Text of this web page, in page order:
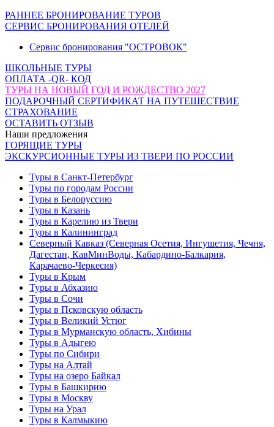
РАННЕЕ БРОНИРОВАНИЕ ТУРОВ
СЕРВИС БРОНИРОВАНИЯ ОТЕЛЕЙ
Сервис бронирования "ОСТРОВОК"
ШКОЛЬНЫЕ ТУРЫ
ОПЛАТА -QR- КОД
ТУРЫ НА НОВЫЙ ГОД И РОЖДЕСТВО 2027
ПОДАРОЧНЫЙ СЕРТИФИКАТ НА ПУТЕШЕСТВИЕ
СТРАХОВАНИЕ
ОСТАВИТЬ ОТЗЫВ
Наши предложения
ГОРЯЩИЕ ТУРЫ
ЭКСКУРСИОННЫЕ ТУРЫ ИЗ ТВЕРИ ПО РОССИИ
Туры в Санкт-Петербург
Туры по городам России
Туры в Белоруссию
Туры в Казань
Туры в Карелию из Твери
Туры в Калининград
Северный Кавказ (Северная Осетия, Ингушетия, Чечня,
Дагестан, КавМинВоды, Кабардино-Балкария,
Карачаево-Черкесия)
Туры в Крым
Туры в Абхазию
Туры в Сочи
Туры в Псковскую область
Туры в Великий Устюг
Туры в Мурманскую область, Хибины
Туры в Адыгею
Туры по Сибири
Туры на Алтай
Туры на озеро Байкал
Туры в Башкирию
Туры в Москву
Туры на Урал
Туры в Калмыкию